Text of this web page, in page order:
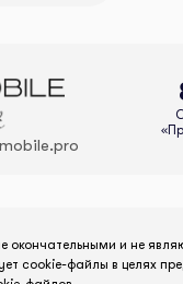
окончательными и не
cookie-файлы в целях